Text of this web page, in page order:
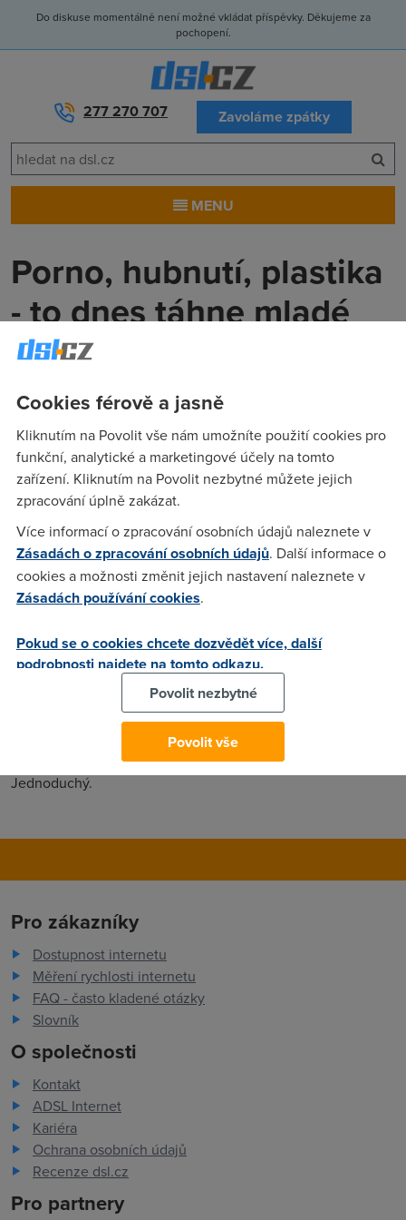
Do diskuse momentálně není možné vkládat příspěvky. Děkujeme za
pochopení.
277 270 707 Zavoláme zpátky
MENU
Porno, hubnutí, plastika
- to dnes táhne mladé
Anonym(16.2.2009 00:00:00)
A další novinky uplynulých dní: Microsoft nabízí odměnu
250 tisíc dolarů za autora viru - Hotmail nabízí neomezeně
místa a POP3 - T-Mobile modernizuje síť - a více...
Bob(16.2.2009 07:56:10)
já to říkám furt mrdej,mrdej dokud je tvrdej!
Assas!N(16.2.2009 22:05:24)
(18.2.2009 16:07:40)
Tak hezky to začínalo...a nějakej nedospělej cenzor,
předstírající, že mrdání neexistuje, nám to smazal. Achjo:/
Nepiště bulvární nadpisy, nebudou bulvární komentáře.
Jednoduchý.
Pro zákazníky
Dostupnost internetu
Měření rychlosti internetu
FAQ - často kladené otázky
Slovník
O společnosti
Kontakt
ADSL Internet
Kariéra
Ochrana osobních údajů
Recenze dsl.cz
Pro partnery
Cookies férově a jasně
Kliknutím na Povolit vše nám umožníte použití cookies pro
funkční, analytické a marketingové účely na tomto
zařízení. Kliknutím na Povolit nezbytné můžete jejich
zpracování úplně zakázat.
Více informací o zpracování osobních údajů naleznete v
Zásadách o zpracování osobních údajů. Další informace o
cookies a možnosti změnit jejich nastavení naleznete v
Zásadách používání cookies.
Pokud se o cookies chcete dozvědět více, další
podrobnosti najdete na tomto odkazu.
Povolit nezbytné
Povolit vše